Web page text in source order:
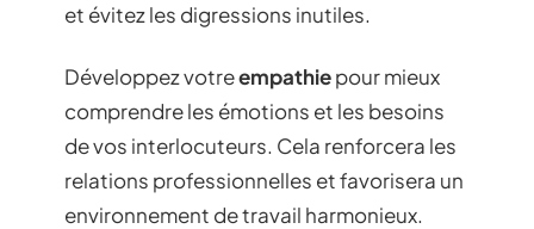
et évitez les digressions inutiles.
Développez votreempathiepour mieux
comprendre les émotions et les besoins
de vos interlocuteurs. Cela renforcera les
relations professionnelles et favorisera un
environnement de travail harmonieux.